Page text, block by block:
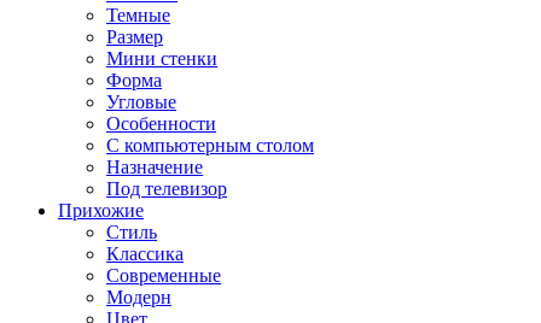
Темные
Размер
Мини стенки
Форма
Угловые
Особенности
С компьютерным столом
Назначение
Под телевизор
Прихожие
Стиль
Классика
Современные
Модерн
Цвет